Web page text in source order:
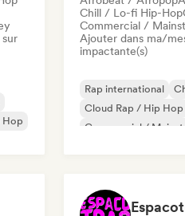
Hop
Chill / Lo-fi Hip-Hop
Commercial /
Ajouter dans ma/
impactante(s)
Rap international
Cloud Rap / Hip Hop
Commercial /